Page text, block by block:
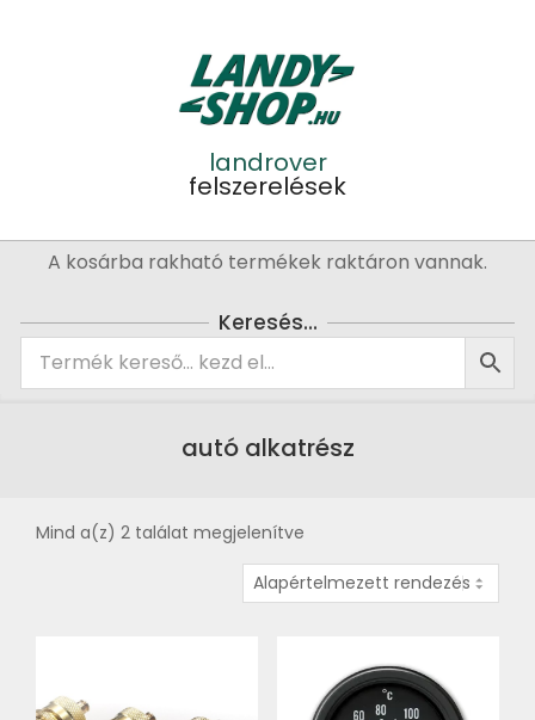
landrover
felszerelések
PrimaryA kosárba rakható termékek raktáron vannak.
Keresés…
autó alkatrész
Mind a(z) 2 találat megjelenítve